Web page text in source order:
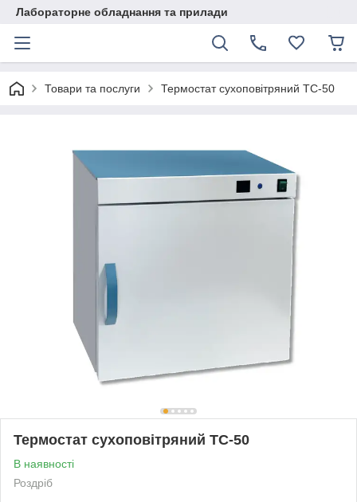
Лабораторне обладнання та прилади
Товари та послуги Термостат сухоповітряний ТС-50
Термостат сухоповітряний ТС-50
В наявності
Роздріб